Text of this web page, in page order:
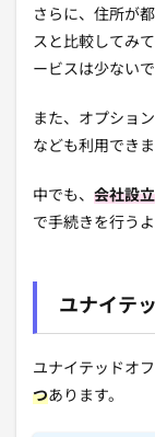
さらに、住所が
スと比較してみ
ービスは少ないで
また、オプショ
なども利用できま
中でも、 会社設
で手続きを行う
ユナイテ
ユナイテッドオ
つあります。